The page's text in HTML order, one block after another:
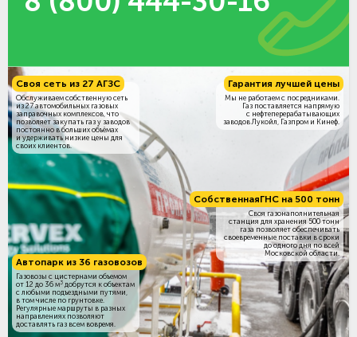
СобственнаяГНС на 500 тонн
Своя газонаполнительная
станция для хранения 500 тонн
газа позволяет обеспечивать
своевременные поставки в сроки
до одного дня по всей
Московской области.
Своя сеть из 27 АГЗС
Обслуживаем собственную сеть
из 27 автомобильных газовых
заправочных комплексов, что
позволяет закупать газ у заводов
постоянно в больших объёмах
и удерживать низкие цены для
своих клиентов.
Гарантия лучшей цены
Мы не работаем с посредниками.
Газ поставляется напрямую
с нефтеперерабатывающих
заводов Лукойл, Газпром и Кинеф.
Автопарк из 36 газовозов
Газовозы с цистернами объемом
от 12 до 36 м3 добрутся к объектам
c любыми подъездными путями,
в том числе по грунтовке.
Регулярные маршруты в разных
направлениях позволяют
доставлять газ всем вовремя.